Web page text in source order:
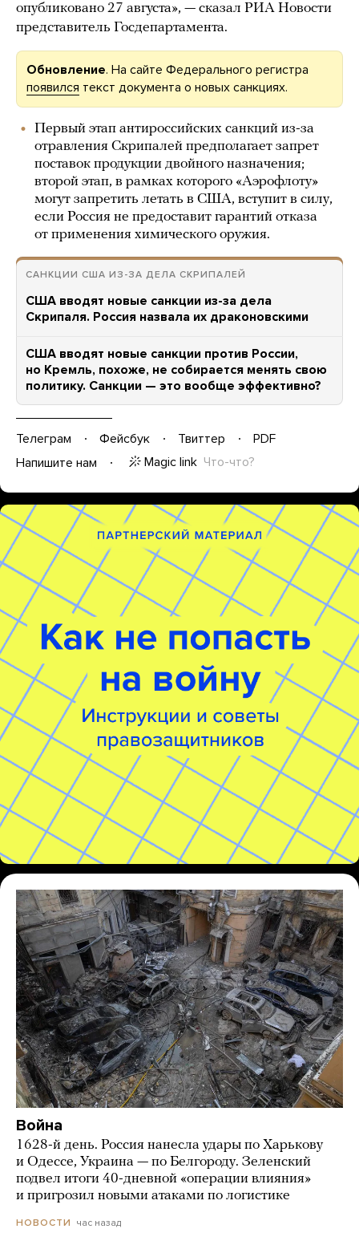
опубликовано 27 августа», — сказал РИА Новости
представитель Госдепартамента.
Обновление. На сайте Федерального регистра
появился текст документа о новых санкциях.
Первый этап антироссийских санкций из-за
отравления Скрипалей предполагает запрет
поставок продукции двойного назначения;
второй этап, в рамках которого «Аэрофлоту»
могут запретить летать в США, вступит в силу,
если Россия не предоставит гарантий отказа
от применения химического оружия.
САНКЦИИ США ИЗ-ЗА ДЕЛА СКРИПАЛЕЙ
США вводят новые санкции из-за дела
Скрипаля. Россия назвала их драконовскими
США вводят новые санкции против России,
но Кремль, похоже, не собирается менять свою
политику. Санкции — это вообще эффективно?
Телеграм Фейсбук Твиттер
PDF
Напишите нам
Magic link Что-что?
Война
1628-й день. Россия нанесла удары по Харькову
и Одессе, Украина — по Белгороду. Зеленский
подвел итоги 40-дневной «операции влияния»
и пригрозил новыми атаками по логистике
НОВОСТИ час назад